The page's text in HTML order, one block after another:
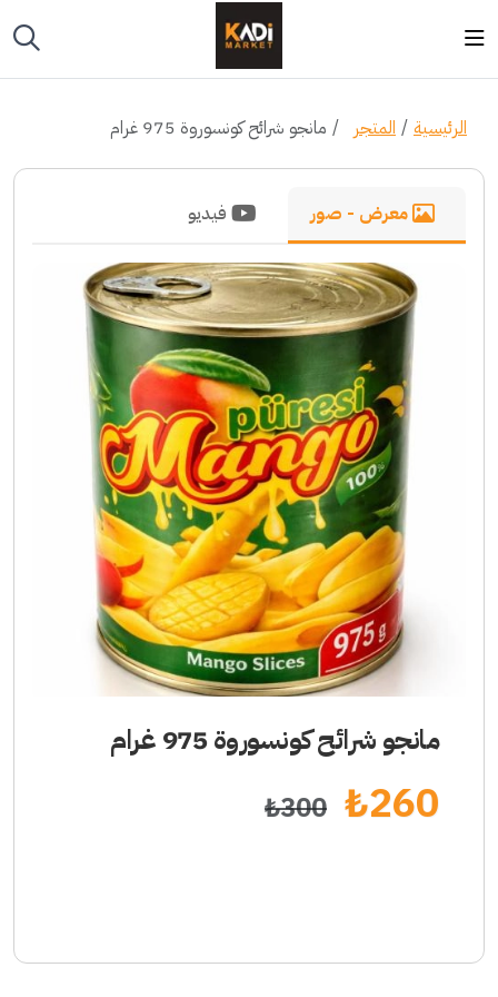
الرئيسية المتجر مانجو شرائح كونسوروة 975 غرام
معرض - صور فيديو
مانجو شرائح كونسوروة 975 غرام
260
₺
300
₺